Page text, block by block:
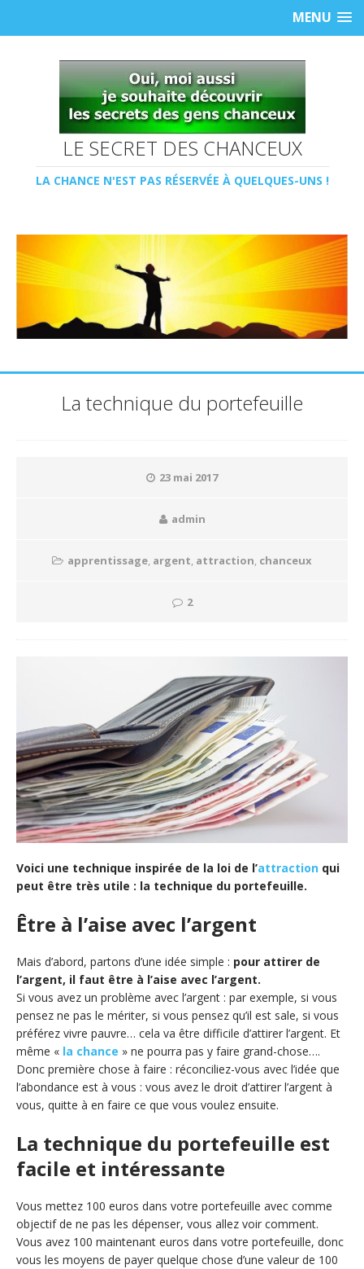
MENU
LE SECRET DES CHANCEUX
LA CHANCE N'EST PAS RÉSERVÉE À QUELQUES-UNS !
La technique du portefeuille
23 mai 2017
admin
apprentissage argent attraction chanceux
2
Voici une technique inspirée de la loi de l’attraction qui
peut être très utile : la technique du portefeuille.
Être à l’aise avec l’argent
Mais d’abord, partons d’une idée simple : pour attirer de
l’argent, il faut être à l’aise avec l’argent.
Si vous avez un problème avec l’argent : par exemple, si vous
pensez ne pas le mériter, si vous pensez qu’il est sale, si vous
préférez vivre pauvre… cela va être difficile d’attirer l’argent. Et
même « la chance » ne pourra pas y faire grand-chose….
Donc première chose à faire : réconciliez-vous avec l’idée que
l’abondance est à vous : vous avez le droit d’attirer l’argent à
vous, quitte à en faire ce que vous voulez ensuite.
La technique du portefeuille est
facile et intéressante
Vous mettez 100 euros dans votre portefeuille avec comme
objectif de ne pas les dépenser, vous allez voir comment.
Vous avez 100 maintenant euros dans votre portefeuille, donc
vous les moyens de payer quelque chose d’une valeur de 100